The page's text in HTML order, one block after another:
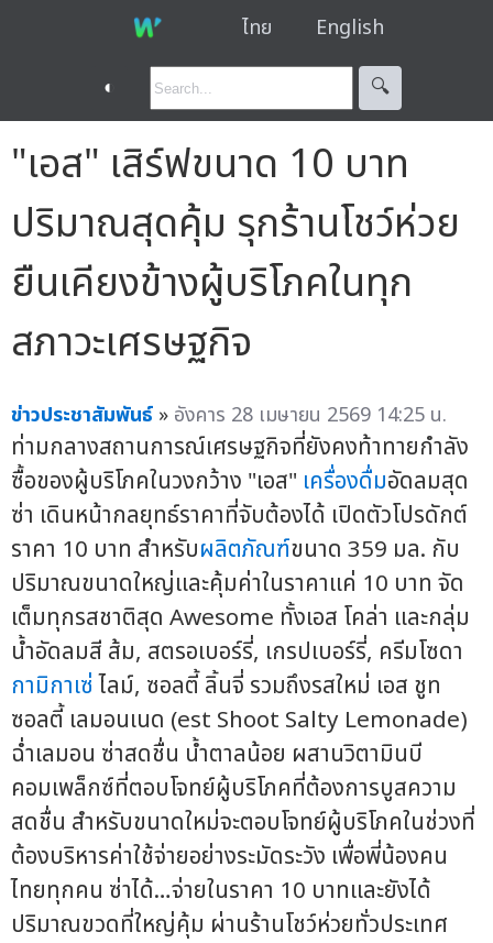
ไทย English
◐ 🔍︎
"เอส" เสิร์ฟขนาด 10 บาท
ปริมาณสุดคุ้ม รุกร้านโชว์ห่วย
ยืนเคียงข้างผู้บริโภคในทุก
สภาวะเศรษฐกิจ
ข่าวประชาสัมพันธ์ » อังคาร 28 เมษายน 2569 14:25 น.
ท่ามกลางสถานการณ์เศรษฐกิจที่ยังคงท้าทายกำลัง
ซื้อของผู้บริโภคในวงกว้าง "เอส" เครื่องดื่มอัดลมสุด
ซ่า เดินหน้ากลยุทธ์ราคาที่จับต้องได้ เปิดตัวโปรดักต์
ราคา 10 บาท สำหรับผลิตภัณฑ์ขนาด 359 มล. กับ
ปริมาณขนาดใหญ่และคุ้มค่าในราคาแค่ 10 บาท จัด
เต็มทุกรสชาติสุด Awesome ทั้งเอส โคล่า และกลุ่ม
น้ำอัดลมสี ส้ม, สตรอเบอร์รี่, เกรปเบอร์รี่, ครีมโซดา
กามิกาเซ่ไลม์, ซอลตี้ ลิ้นจี่ รวมถึงรสใหม่ เอส ชูท
ซอลตี้ เลมอนเนด (est Shoot Salty Lemonade)
ฉ่ำเลมอน ซ่าสดชื่น น้ำตาลน้อย ผสานวิตามินบี
คอมเพล็กซ์ที่ตอบโจทย์ผู้บริโภคที่ต้องการบูสความ
สดชื่น สำหรับขนาดใหม่จะตอบโจทย์ผู้บริโภคในช่วงที่
ต้องบริหารค่าใช้จ่ายอย่างระมัดระวัง เพื่อพี่น้องคน
ไทยทุกคน ซ่าได้…จ่ายในราคา 10 บาทและยังได้
ปริมาณขวดที่ใหญ่คุ้ม ผ่านร้านโชว์ห่วยทั่วประเทศ